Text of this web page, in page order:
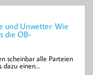
und Unwetter: Wie
die OB-
scheinbar alle Parteien
dazu einen…